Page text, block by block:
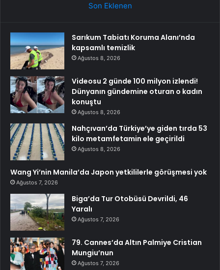
Son Eklenen
Sarıkum Tabiatı Koruma Alanı’nda
kapsamlı temizlik
Ağustos 8, 2026
Videosu 2 günde 100 milyon izlendi!
Dünyanın gündemine oturan o kadın
konuştu
Ağustos 8, 2026
Nahçıvan’da Türkiye’ye giden tırda 53
kilo metamfetamin ele geçirildi
Ağustos 8, 2026
Wang Yi’nin Manila’da Japon yetkililerle görüşmesi yok
Ağustos 7, 2026
Biga’da Tur Otobüsü Devrildi, 46
Yaralı
Ağustos 7, 2026
79. Cannes’da Altın Palmiye Cristian
Mungiu’nun
Ağustos 7, 2026